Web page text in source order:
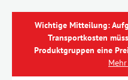
Wichtige Mitteilung:
Transportkosten
Produktgruppen eine